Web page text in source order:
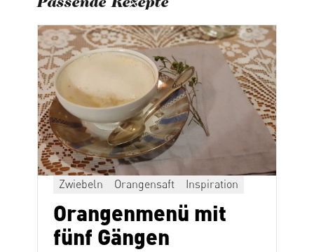
Passende Rezepte
Zwiebeln Orangensaft Inspiration
Orangenmenü mit
fünf Gängen